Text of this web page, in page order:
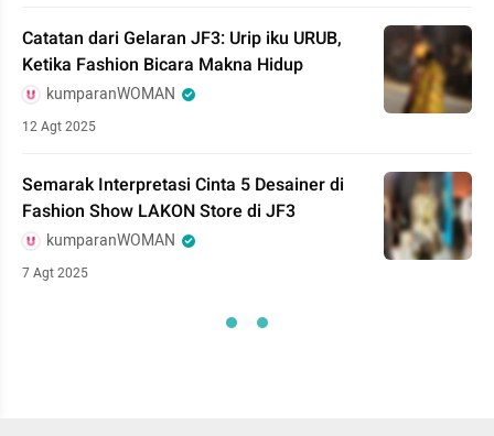
Catatan dari Gelaran JF3: Urip iku URUB,
Ketika Fashion Bicara Makna Hidup
kumparanWOMAN
12 Agt 2025
Semarak Interpretasi Cinta 5 Desainer di
Fashion Show LAKON Store di JF3
kumparanWOMAN
7 Agt 2025